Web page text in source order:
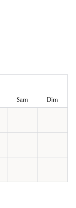
Lunettes
Formes
Sam Dim